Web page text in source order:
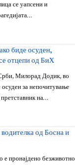
се уапсени и
биде осуден,
отцепи од БиХ
Милорад Додик, во
осуден за непочитување
на…
од Босна и
е пронајдено безживотно